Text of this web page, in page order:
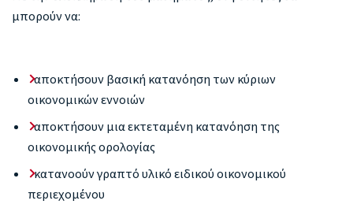
μπορούν να:
αποκτήσουν βασική κατανόηση των κύριων
οικονομικών εννοιών
αποκτήσουν μια εκτεταμένη κατανόηση της
οικονομικής ορολογίας
κατανοούν γραπτό υλικό ειδικού οικονομικού
περιεχομένου